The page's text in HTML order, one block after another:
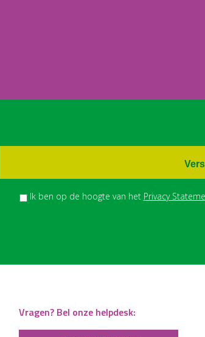
Ik ben op de hoogte van het Privacy
Vragen? Bel onze helpdesk: